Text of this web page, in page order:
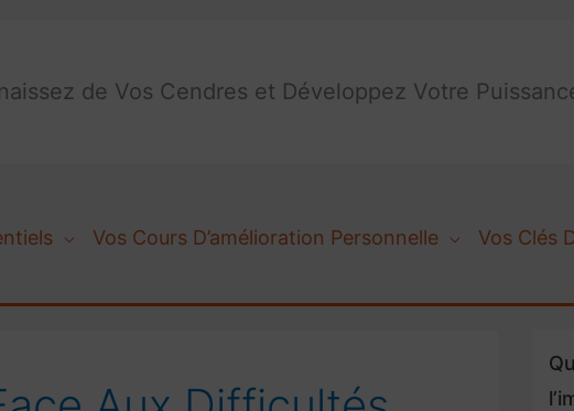
de Vos Cendres et Développez Votre
Vos Cours D’amélioration Personnelle Vos Clés